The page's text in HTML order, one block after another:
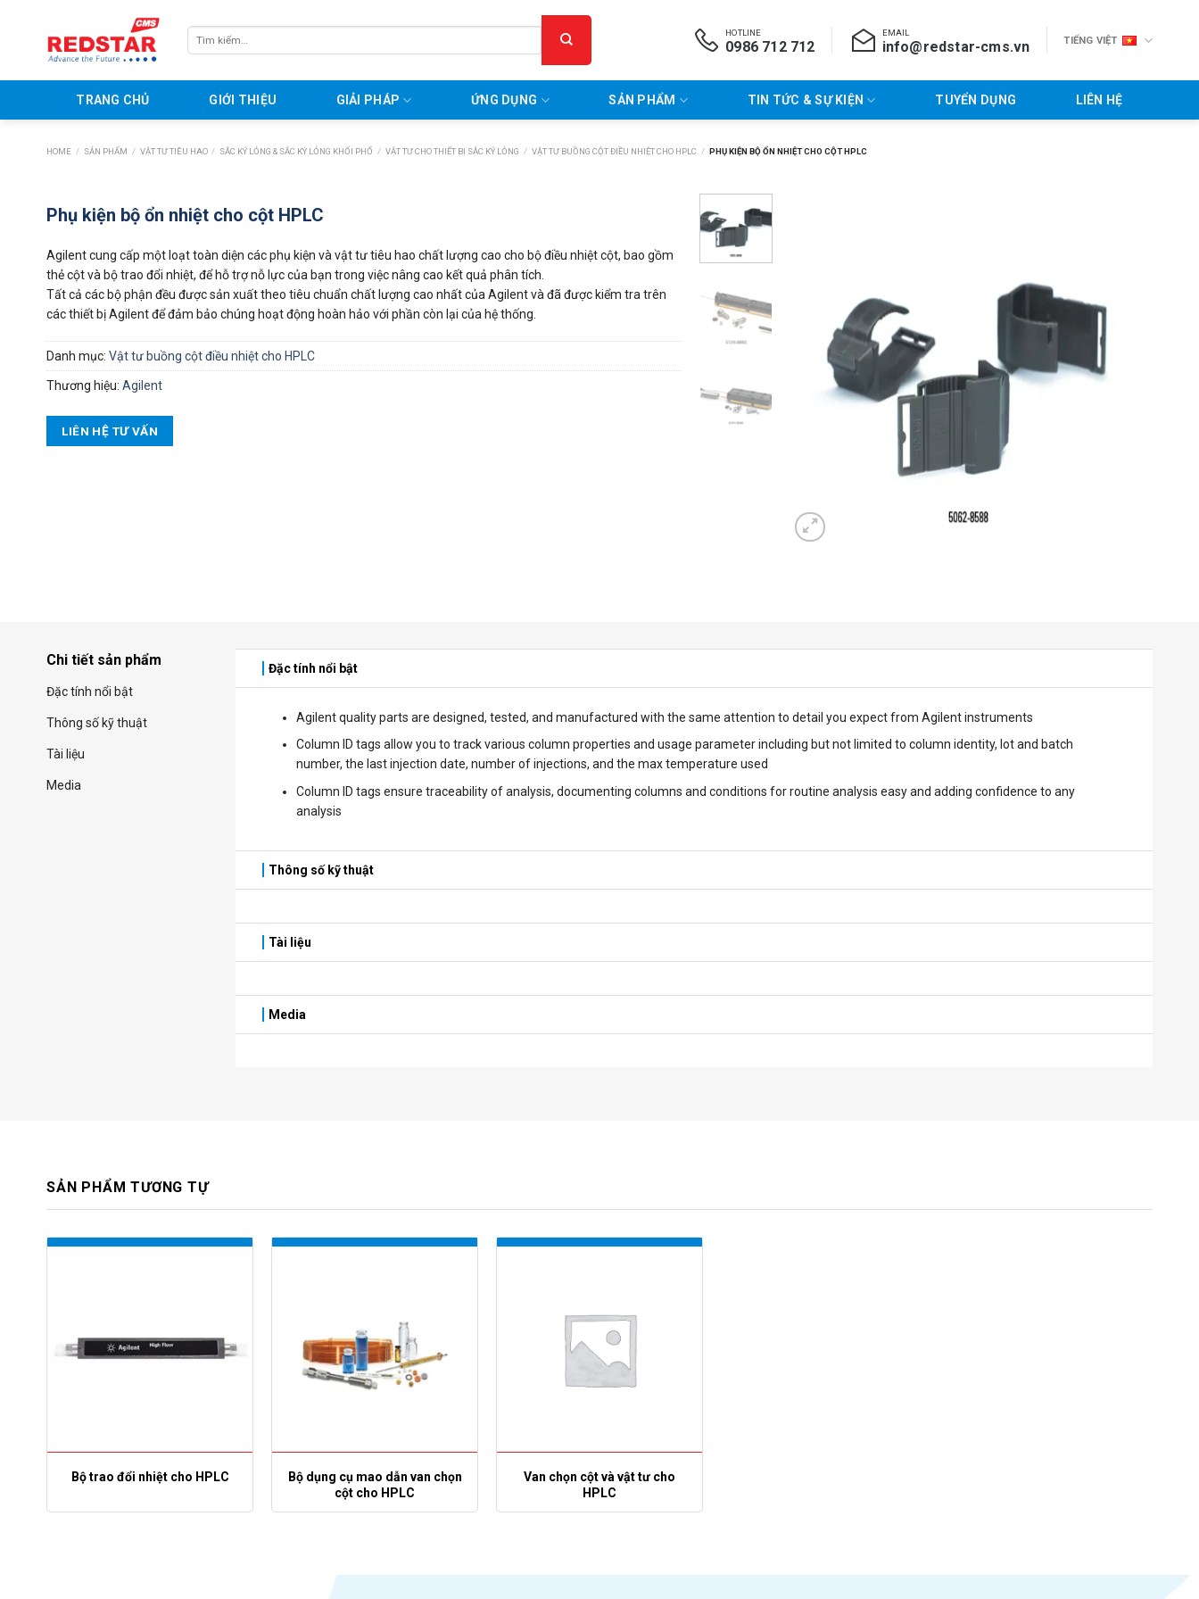
Tìm
kiếm:
HOTLINE
0986 712 712
EMAIL
info@redstar-cms.vn TIẾNG VIỆT
TRANG CHỦ GIỚI THIỆU GIẢI PHÁP ỨNG DỤNG SẢN PHẨM TIN TỨC & SỰ KIỆN TUYỂN DỤNG LIÊN HỆ
HOME / SẢN PHẨM / VẬT TƯ TIÊU HAO / SẮC KÝ LỎNG & SẮC KÝ LỎNG KHỐI PHỔ / VẬT TƯ CHO THIẾT BỊ SẮC KÝ LỎNG / VẬT TƯ BUỒNG CỘT ĐIỀU NHIỆT CHO HPLC / PHỤ KIỆN BỘ ỔN NHIỆT CHO CỘT HPLC
Phụ kiện bộ ổn nhiệt cho cột HPLC
Agilent cung cấp một loạt toàn diện các phụ kiện và vật tư tiêu hao chất lượng cao cho bộ điều nhiệt cột, bao gồm
thẻ cột và bộ trao đổi nhiệt, để hỗ trợ nỗ lực của bạn trong việc nâng cao kết quả phân tích.
Tất cả các bộ phận đều được sản xuất theo tiêu chuẩn chất lượng cao nhất của Agilent và đã được kiểm tra trên
các thiết bị Agilent để đảm bảo chúng hoạt động hoàn hảo với phần còn lại của hệ thống.
Danh mục: Vật tư buồng cột điều nhiệt cho HPLC
Thương hiệu: Agilent
LIÊN HỆ TƯ VẤN
Chi tiết sản phẩm
Đặc tính nổi bật
Thông số kỹ thuật
Tài liệu
Media
Đặc tính nổi bật
Agilent quality parts are designed, tested, and manufactured with the same attention to detail you expect from Agilent instruments
Column ID tags allow you to track various column properties and usage parameter including but not limited to column identity, lot and batch
number, the last injection date, number of injections, and the max temperature used
Column ID tags ensure traceability of analysis, documenting columns and conditions for routine analysis easy and adding confidence to any
analysis
Thông số kỹ thuật
Tài liệu
Media
SẢN PHẨM TƯƠNG TỰ
Bộ trao đổi nhiệt cho HPLC
Bộ dụng cụ mao dẫn van chọn
cột cho HPLC
Van chọn cột và vật tư cho
HPLC